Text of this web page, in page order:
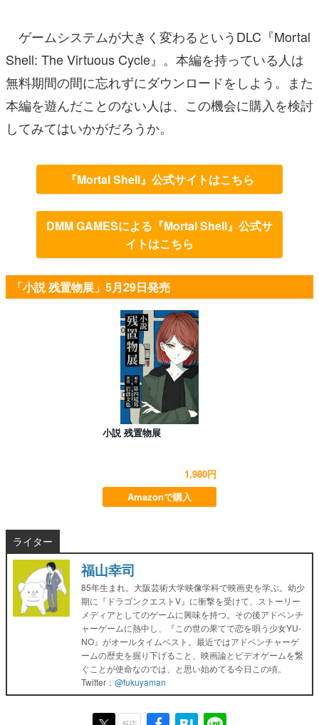
ゲームシステムが大きく変わるというDLC『Mortal
Shell: The Virtuous Cycle』。本編を持っている人は
無料期間の間に忘れずにダウンロードをしよう。また
本編を遊んだことのない人は、この機会に購入を検討
してみてはいかがだろうか。
『Mortal Shell』公式サイトはこちら
DMM GAMESによる『Mortal Shell』公式サ
イトはこちら
「小説 残置物展」5月29日発売
小説 残置物展
1,980円
Amazonで購入
ライター
福山幸司
85年生まれ。大阪芸術大学映像学科で映画史を学ぶ。幼少
期に『ドラゴンクエストV』に衝撃を受けて、ストーリー
メディアとしてのゲームに興味を持つ。その後アドベンチ
ャーゲームに熱中し、『この世の果てで恋を唄う少女YU-
NO』がオールタイムベスト。最近ではアドベンチャーゲ
ームの歴史を掘り下げること、映画論とビデオゲームを繋
ぐことが使命なのでは、と思い始めてる今日この頃。
Twitter： @fukuyaman